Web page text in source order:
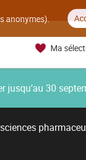
anonymes).
Ma
jusqu’au 30